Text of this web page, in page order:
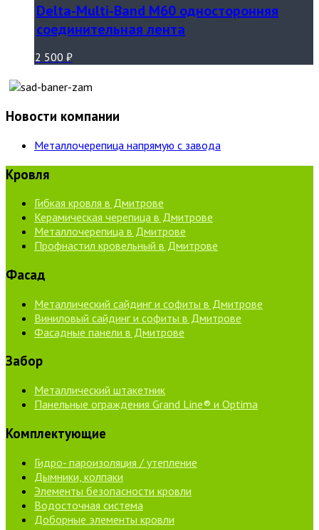
Delta-Multi-Band M60 односторонняя
соединительная лента
2 500 ₽
Новости компании
Металлочерепица напрямую с завода
Кровля
Гибкая кровля в Дмитрове
Керамическая черепица в Дмитрове
Металлочерепица в Дмитрове
Профнастил кровельный в Дмитрове
Фасад
Металлический сайдинг и софиты в Дмитрове
Виниловый сайдинг и софиты в Дмитрове
Фасадные панели в Дмитрове
Забор
Металлический штакетник
Панельные ограждения Grand Line® и Optima
Комплектующие
Гидро- пароизоляция / утепление
Дымники, колпаки
Элементы безопасности кровли
Водосточная система
Доборные элементы кровли